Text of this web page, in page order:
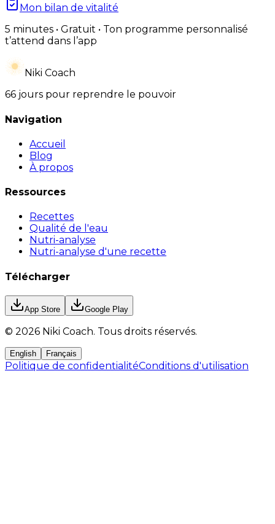
Mon bilan de vitalité
5 minutes • Gratuit • Ton programme personnalisé
t’attend dans l’app
Niki Coach
66 jours pour reprendre le pouvoir
Navigation
Accueil
Blog
À propos
Ressources
Recettes
Qualité de l'eau
Nutri-analyse
Nutri-analyse d'une recette
Télécharger
App Store Google Play
© 2026 Niki Coach. Tous droits réservés.
English Français
Politique de confidentialitéConditions d'utilisation